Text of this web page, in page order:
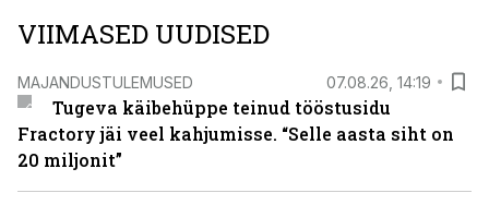
VIIMASED UUDISED
MAJANDUSTULEMUSED 07.08.26, 14:19
Tugeva käibehüppe teinud tööstusidu
Fractory jäi veel kahjumisse. “Selle aasta siht on
20 miljonit”